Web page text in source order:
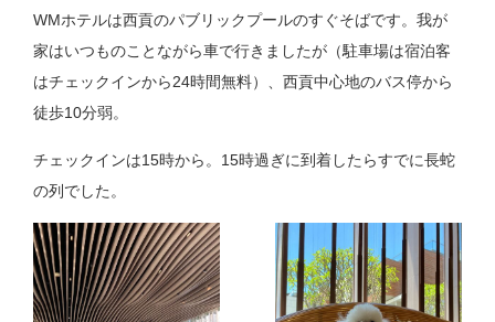
WMホテルは西貢のパブリックプールのすぐそばです。我が
家はいつものことながら車で行きましたが（駐車場は宿泊客
はチェックインから24時間無料）、西貢中心地のバス停から
徒歩10分弱。
チェックインは15時から。15時過ぎに到着したらすでに長蛇
の列でした。